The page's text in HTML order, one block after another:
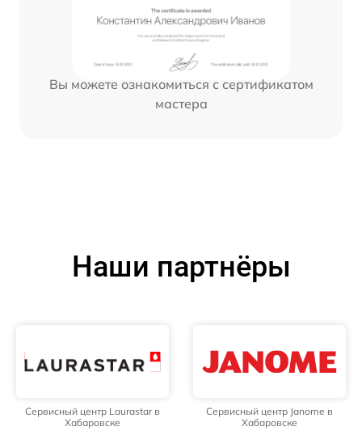
Вы можете ознакомиться с сертификатом
мастера
Наши партнёры
Сервисный центр Laurastar в
Хабаровске
Сервисный центр Janome в
Хабаровске